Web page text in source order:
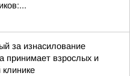
за изнасилование
принимает взрослых и
клинике